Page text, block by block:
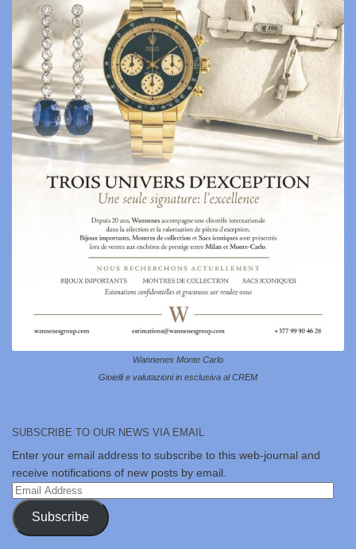
Wannenes Monte Carlo
Gioielli e valutazioni in esclusiva al CREM
SUBSCRIBE TO OUR NEWS VIA EMAIL
Enter your email address to subscribe to this web-journal and
receive notifications of new posts by email.
Email
Address
Subscribe